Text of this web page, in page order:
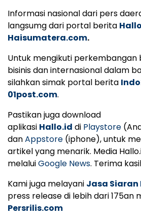
Informasi nasional dari pers
langsumg dari portal berita
Haisumatera.com.
Untuk mengikuti perkembangan
bisinis dan internasional dalam
silahkan simak portal berita
01post.com.
Pastikan juga download
aplikasi Hallo.id di Playstore
danAppstore (iphone), untuk
artikel yang menarik. Media
melaluiGoogle News. Terima
Kami juga melayani Jasa Siaran
press release di lebih dari 175an
Persrilis.com